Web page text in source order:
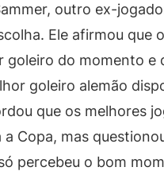
outro ex-
Ele afirmou que
goleiro do momento e
goleiro alemão
que os melhores
a Copa, mas
percebeu o bom